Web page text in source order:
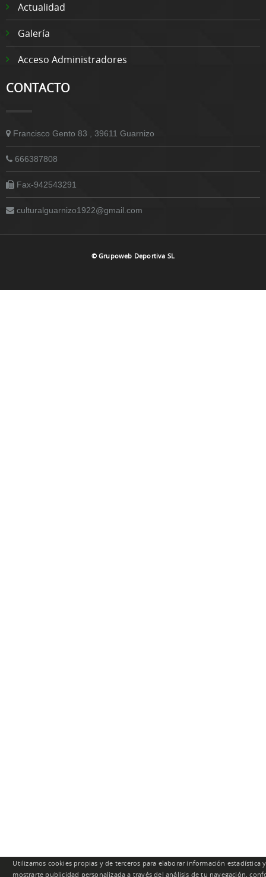
Actualidad
Galería
Acceso Administradores
CONTACTO
Francisco Gento 83 , 39611 Guarnizo
666387808
Fax-942543291
culturalguarnizo1922@gmail.com
© Grupoweb Deportiva SL
Utilizamos cookies propias y de terceros para elaborar información estadística y
mostrarte publicidad personalizada a través del análisis de tu navegación,